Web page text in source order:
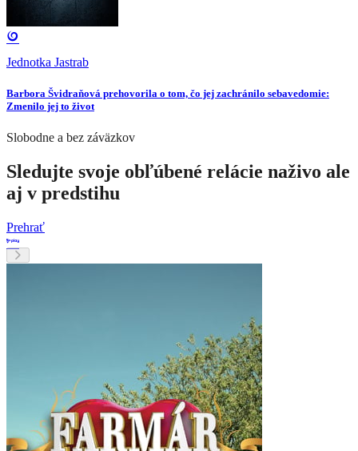
Jednotka Jastrab
Barbora Švidraňová prehovorila o tom, čo jej zachránilo sebavedomie:
Zmenilo jej to život
Slobodne a bez záväzkov
Sledujte svoje obľúbené relácie naživo ale
aj v predstihu
Prehrať